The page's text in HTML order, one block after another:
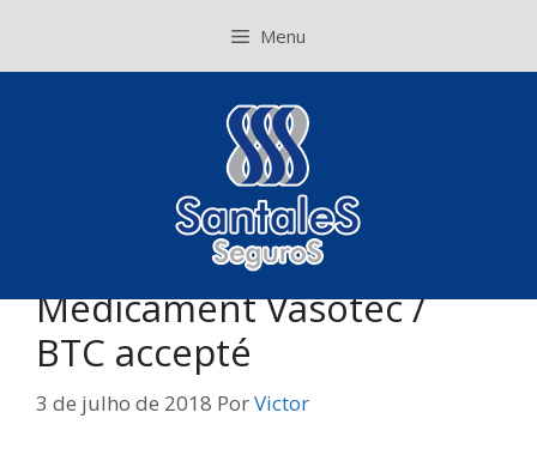
o
Menu
Medicament Vasotec /
BTC accepté
3 de julho de 2018 PorVictor